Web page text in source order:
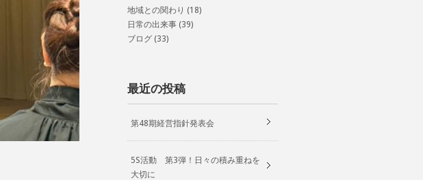
地域との関わり (18)
日常の出来事 (39)
ブログ (33)
最近の投稿
第48期経営指針発表会
5S活動 第3弾！日々の積み重ねを
大切に